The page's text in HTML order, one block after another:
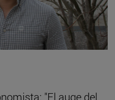
"El auge del